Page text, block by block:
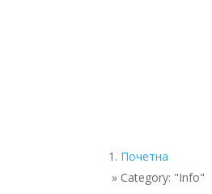
Почетна
» Category: "Info"